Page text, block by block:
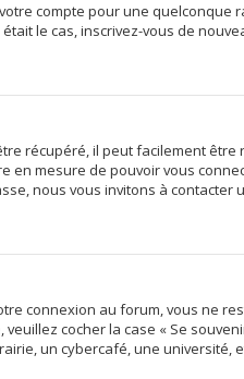
compte pour une
le cas, inscrivez-vous de
récupéré, il peut facilement
en mesure de pouvoir vous
nous vous invitons à contacter
connexion au forum, vous ne
cocher la case « Se
un cybercafé, une université,